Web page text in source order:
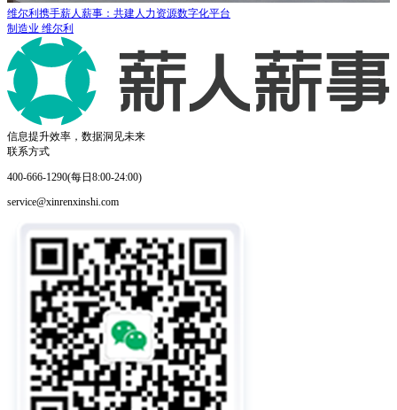
维尔利携手薪人薪事：共建人力资源数字化平台
制造业 维尔利
信息提升效率，数据洞见未来
联系方式
400-666-1290(每日8:00-24:00)
service@xinrenxinshi.com